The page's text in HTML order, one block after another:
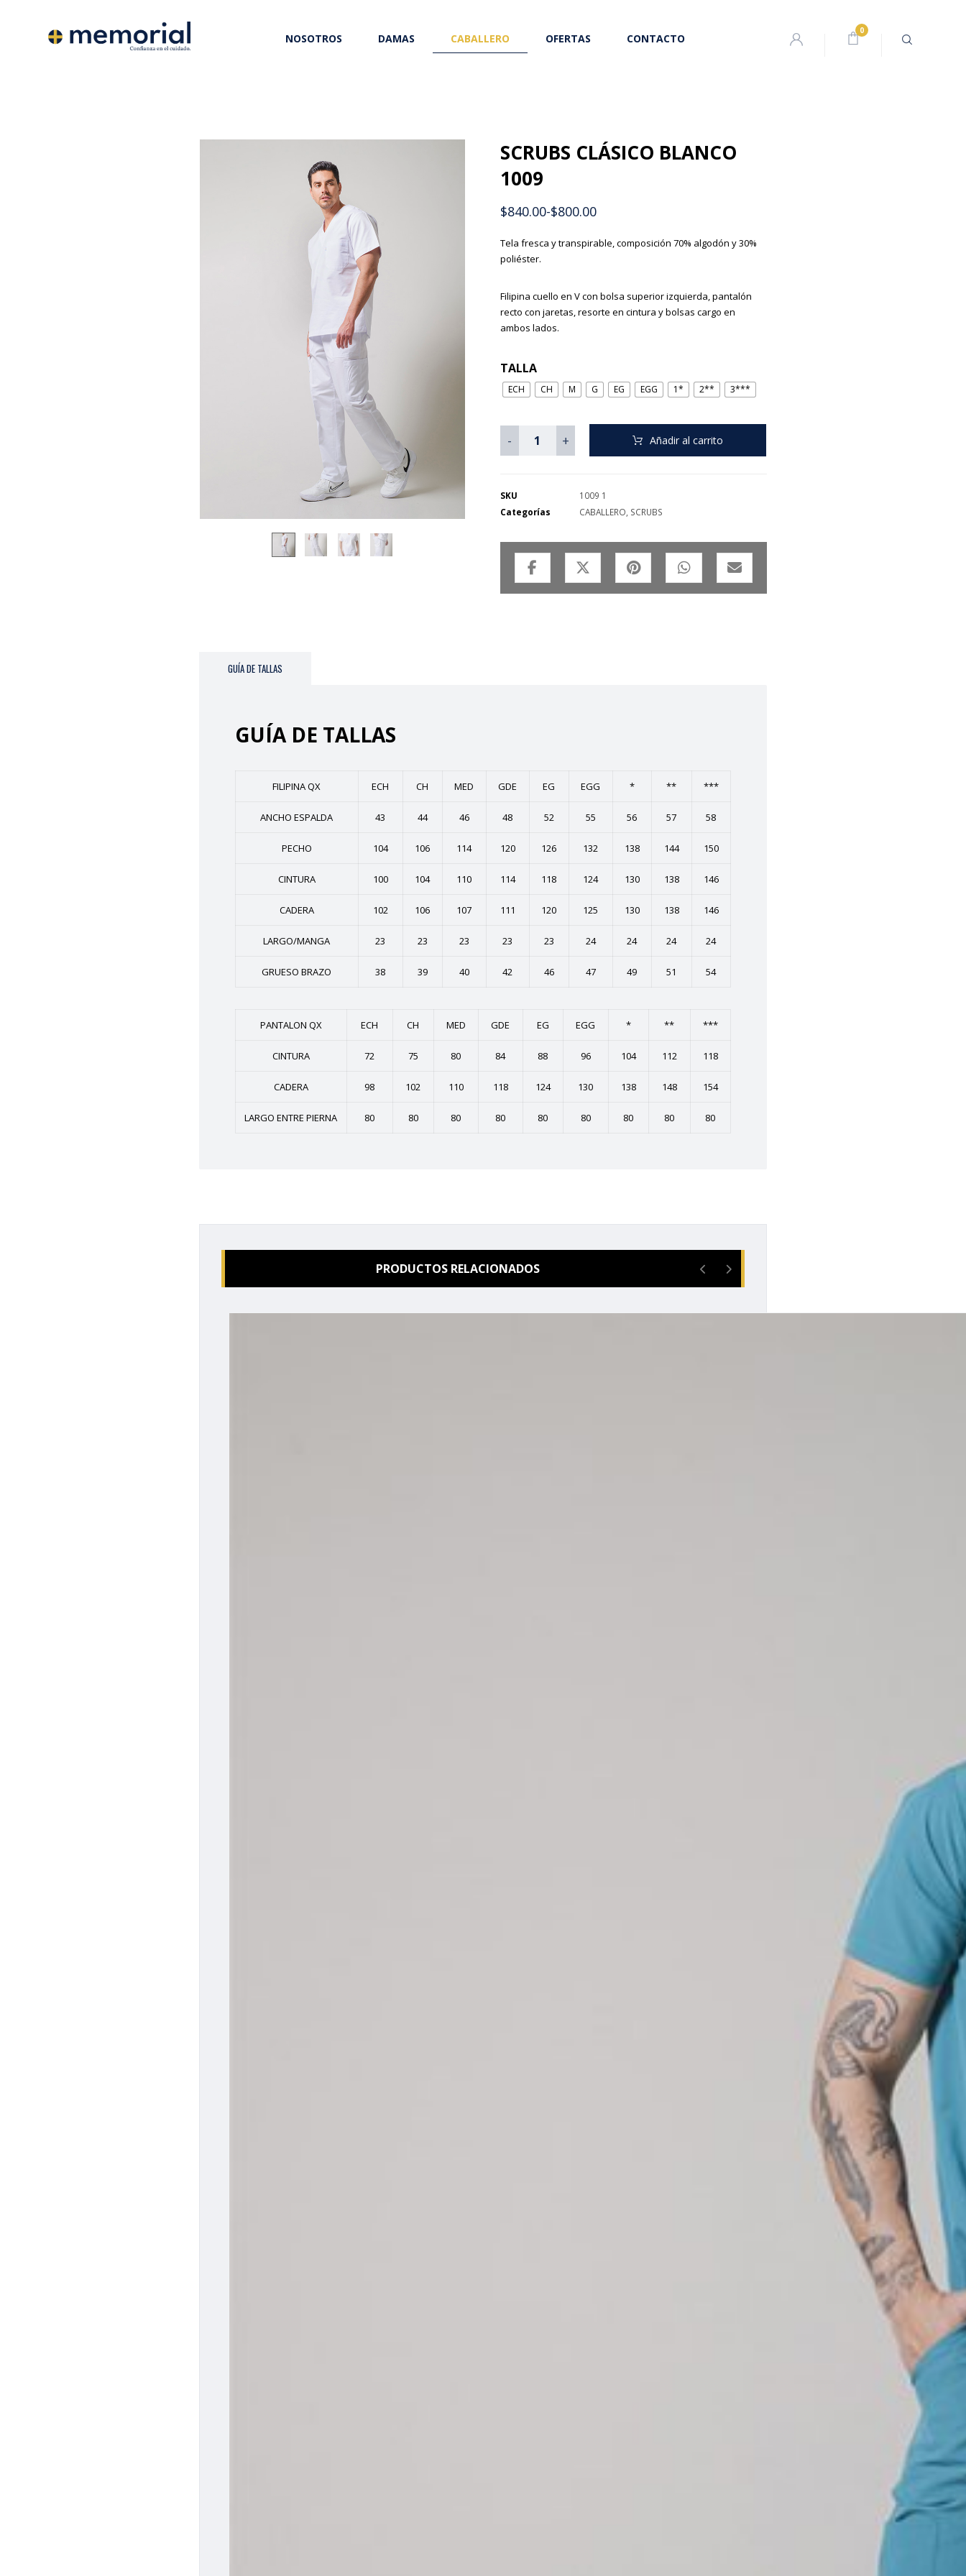
NOSOTROS DAMAS CABALLERO OFERTAS CONTACTO
SCRUBS CLÁSICO BLANCO
1009
$800.00
-
$840.00
Tela fresca y transpirable, composición 70% algodón y 30%
poliéster.
Filipina cuello en V con bolsa superior izquierda, pantalón
recto con jaretas, resorte en cintura y bolsas cargo en
ambos lados.
TALLA
ECH CH M G EG EGG 1* 2** 3***
- + Añadir al carrito
SKU
1009 1
Categorías
CABALLERO SCRUBS
GUÍA DE TALLAS
GUÍA DE TALLAS
FILIPINA QX ECH CH MED GDE EG EGG * ** ***
ANCHO ESPALDA 43 44 46 48 52 55 56 57 58
PECHO 104 106 114 120 126 132 138 144 150
CINTURA 100 104 110 114 118 124 130 138 146
CADERA 102 106 107 111 120 125 130 138 146
LARGO/MANGA 23 23 23 23 23 24 24 24 24
GRUESO BRAZO 38 39 40 42 46 47 49 51 54
PANTALON QX ECH CH MED GDE EG EGG * ** ***
CINTURA 72 75 80 84 88 96 104 112 118
CADERA 98 102 110 118 124 130 138 148 154
LARGO ENTRE PIERNA 80 80 80 80 80 80 80 80 80
PRODUCTOS RELACIONADOS